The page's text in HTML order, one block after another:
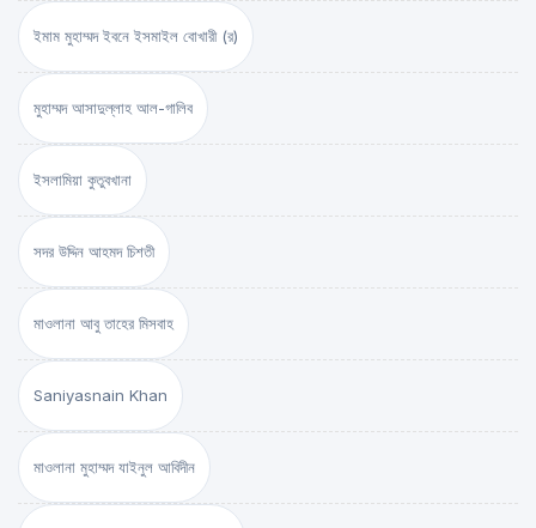
ইমাম মুহাম্মদ ইবনে ইসমাইল বোখারী (র)
মুহাম্মদ আসাদুল্লাহ আল-গালিব
ইসলামিয়া কুতুবখানা
সদর উদ্দিন আহমদ চিশতী
মাওলানা আবু তাহের মিসবাহ
Saniyasnain Khan
মাওলানা মুহাম্মদ যাইনুল আবিদীন